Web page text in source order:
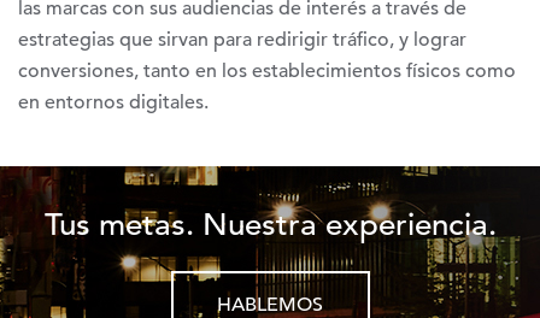
las marcas con sus audiencias de interés a través de
estrategias que sirvan para redirigir tráfico, y lograr
conversiones, tanto en los establecimientos físicos como
en entornos digitales.
Tus metas. Nuestra experiencia.
HABLEMOS